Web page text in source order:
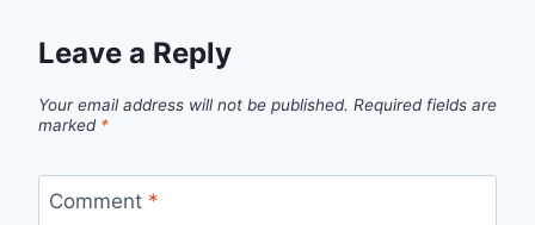
Leave a Reply
Your email address will not be published. Required fields are
marked *
Comment *